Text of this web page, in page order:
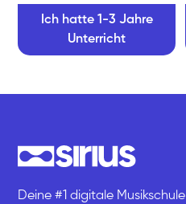
Ich hatte 1-3 Jahre
Unterricht
Deine #1 digitale Musikschule